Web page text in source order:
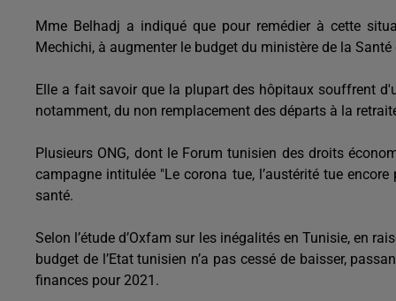
Mme Belhadj a indiqué que pour remédier à cette
Mechichi, à augmenter le budget du ministère de la
Elle a fait savoir que la plupart des hôpitaux souffrent
notamment, du non remplacement des départs à la
Plusieurs ONG, dont le Forum tunisien des droits
campagne intitulée "Le corona tue, l’austérité tue
santé.
Selon l’étude d’Oxfam sur les inégalités en Tunisie, en
budget de l’Etat tunisien n’a pas cessé de baisser,
finances pour 2021.